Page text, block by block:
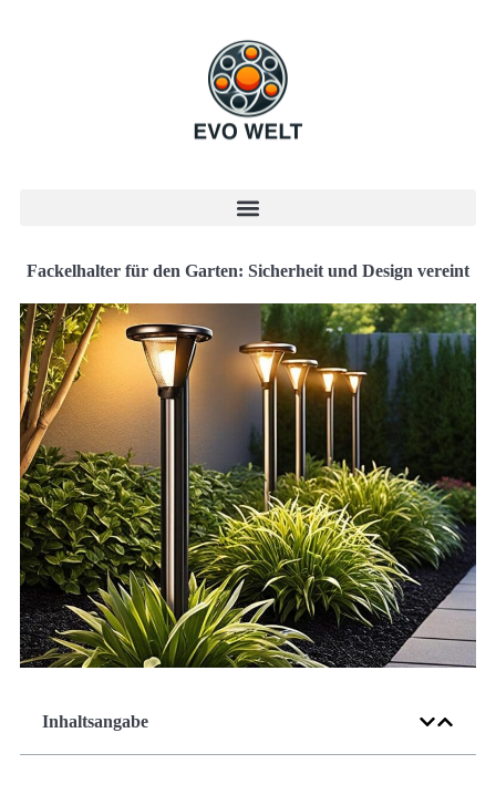
Fackelhalter für den Garten: Sicherheit und Design vereint
Inhaltsangabe